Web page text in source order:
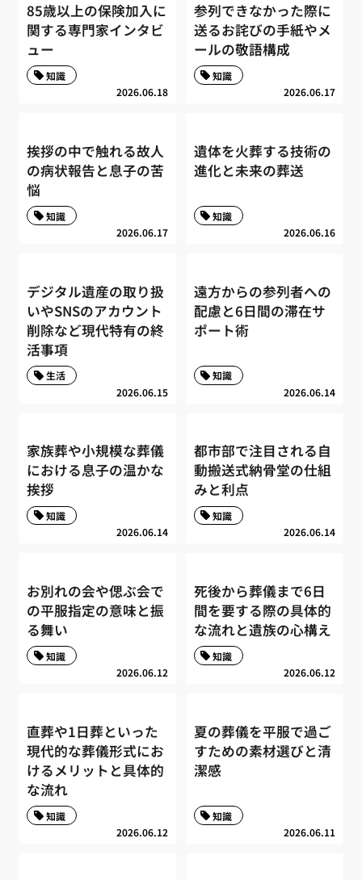
85歳以上の保険加入に
関する専門家インタビ
ュー
2026.06.18
知識
参列できなかった際に
送るお詫びの手紙やメ
ールの敬語構成
2026.06.17
知識
挨拶の中で触れる故人
の病状報告と息子の苦
悩
2026.06.17
知識
遺体を火葬する技術の
進化と未来の葬送
2026.06.16
知識
デジタル遺産の取り扱
いやSNSのアカウント
削除など現代特有の終
活事項
2026.06.15
生活
遠方からの参列者への
配慮と6日間の滞在サ
ポート術
2026.06.14
知識
家族葬や小規模な葬儀
における息子の温かな
挨拶
2026.06.14
知識
都市部で注目される自
動搬送式納骨堂の仕組
みと利点
2026.06.14
知識
お別れの会や偲ぶ会で
の平服指定の意味と振
る舞い
2026.06.12
知識
死後から葬儀まで6日
間を要する際の具体的
な流れと遺族の心構え
2026.06.12
知識
直葬や1日葬といった
現代的な葬儀形式にお
けるメリットと具体的
な流れ
2026.06.12
知識
夏の葬儀を平服で過ご
すための素材選びと清
潔感
2026.06.11
知識